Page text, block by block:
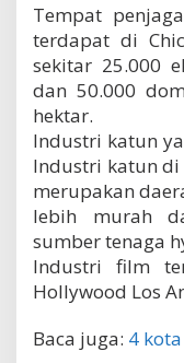
Tempat
terdapat di
sekitar 25.000
dan 50.000
hektar.
Industri katun
Industri katun di
merupakan
lebih murah
sumber tenaga
Industri film
Hollywood Los
Baca juga: 4